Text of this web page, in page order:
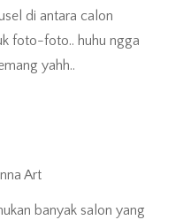
di antara calon
foto-foto.. huhu ngga
yahh..
banyak salon yang